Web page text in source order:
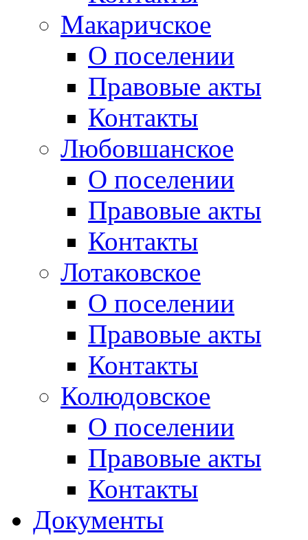
Макаричское
О поселении
Правовые акты
Контакты
Любовшанское
О поселении
Правовые акты
Контакты
Лотаковское
О поселении
Правовые акты
Контакты
Колюдовское
О поселении
Правовые акты
Контакты
Документы